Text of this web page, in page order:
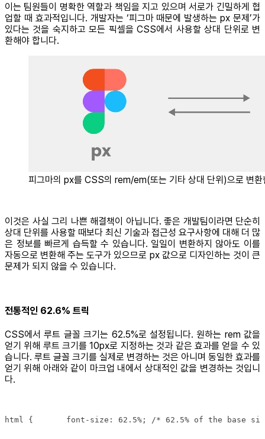
이는 팀원들이 명확한 역할과 책임을 지고 있으며 서로가 긴밀하게 협
업할 때 효과적입니다. 개발자는 ‘피그마 때문에 발생하는 px 문제’가
있다는 것을 숙지하고 모든 픽셀을 CSS에서 사용할 상대 단위로 변
환해야 합니다.
피그마의 px를 CSS의 rem/em(또는 기타 상대 단위)으로 변환
이것은 사실 그리 나쁜 해결책이 아닙니다. 좋은 개발팀이라면 단순히
상대 단위를 사용할 때보다 최신 기술과 접근성 요구사항에 대해 더 많
은 정보를 빠르게 습득할 수 있습니다. 일일이 변환하지 않아도 이를
자동으로 변환해 주는 도구가 있으므로 px 값으로 디자인하는 것이 큰
문제가 되지 않을 수 있습니다.
전통적인 62.6% 트릭
CSS에서 루트 글꼴 크기는 62.5%로 설정됩니다. 원하는 rem 값을
얻기 위해 루트 크기를 10px로 지정하는 것과 같은 효과를 얻을 수 있
습니다. 루트 글꼴 크기를 실제로 변경하는 것은 아니며 동일한 효과를
얻기 위해 아래와 같이 마크업 내에서 상대적인 값을 변경하는 것입니
다.
html {       font-size: 62.5%; /* 62.5% of the base